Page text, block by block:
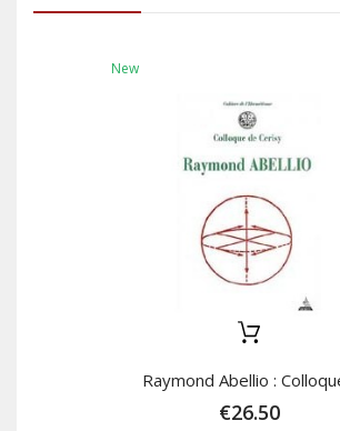
New
Raymond Abellio :
€26.50